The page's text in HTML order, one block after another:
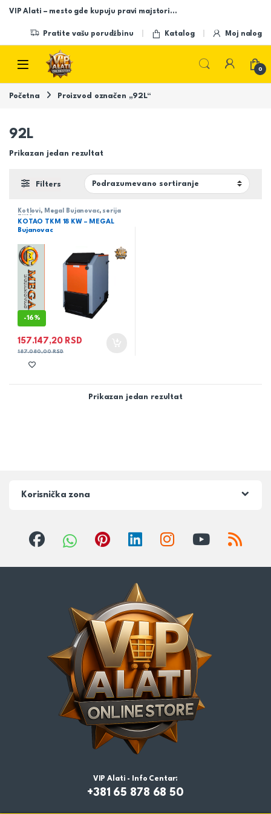
Skip to navigation
Skip to content
VIP Alati – mesto gde kupuju pravi majstori…
Pratite vašu porudžbinu Katalog Moj nalog
Open
0
Početna Proizvod označen „92L“
92L
Prikazan jedan rezultat
Filters
Kotlovi, Megal Bujanovac, serija
TKM
KOTAO TKM 18 KW – MEGAL
Bujanovac
-16%
157.147,20 RSD
187.080,00RSD
Prikazan jedan rezultat
Korisnička zona
VIP Alati - Info Centar:
+381 65 878 68 50